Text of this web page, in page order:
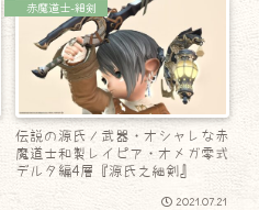
赤魔道士-細剣
伝説の源氏ノ武器・オシャレな赤
魔道士和製レイピア・オメガ零式
デルタ編4層『源氏之細剣』
2021.07.21